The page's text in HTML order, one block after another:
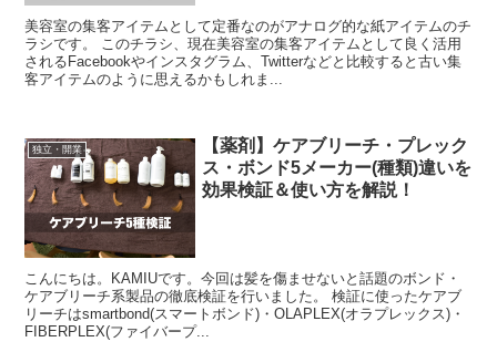
美容室の集客アイテムとして定番なのがアナログ的な紙アイテムのチ
ラシです。 このチラシ、現在美容室の集客アイテムとして良く活用
されるFacebookやインスタグラム、Twitterなどと比較すると古い集
客アイテムのように思えるかもしれま...
独立・開業
【薬剤】ケアブリーチ・プレック
ス・ボンド5メーカー(種類)違いを
効果検証＆使い方を解説！
こんにちは。KAMIUです。今回は髪を傷ませないと話題のボンド・
ケアブリーチ系製品の徹底検証を行いました。 検証に使ったケアブ
リーチはsmartbond(スマートボンド)・OLAPLEX(オラプレックス)・
FIBERPLEX(ファイバープ...